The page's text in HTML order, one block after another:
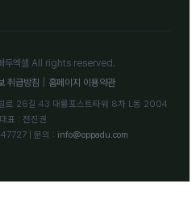
엑셀 All rights reserved.
취급방침 홈페이지 이용약관
로 26길 43 대륭포스트타워 8차 L동 2004
표 : 전진권
| 문의 : info@oppadu.com